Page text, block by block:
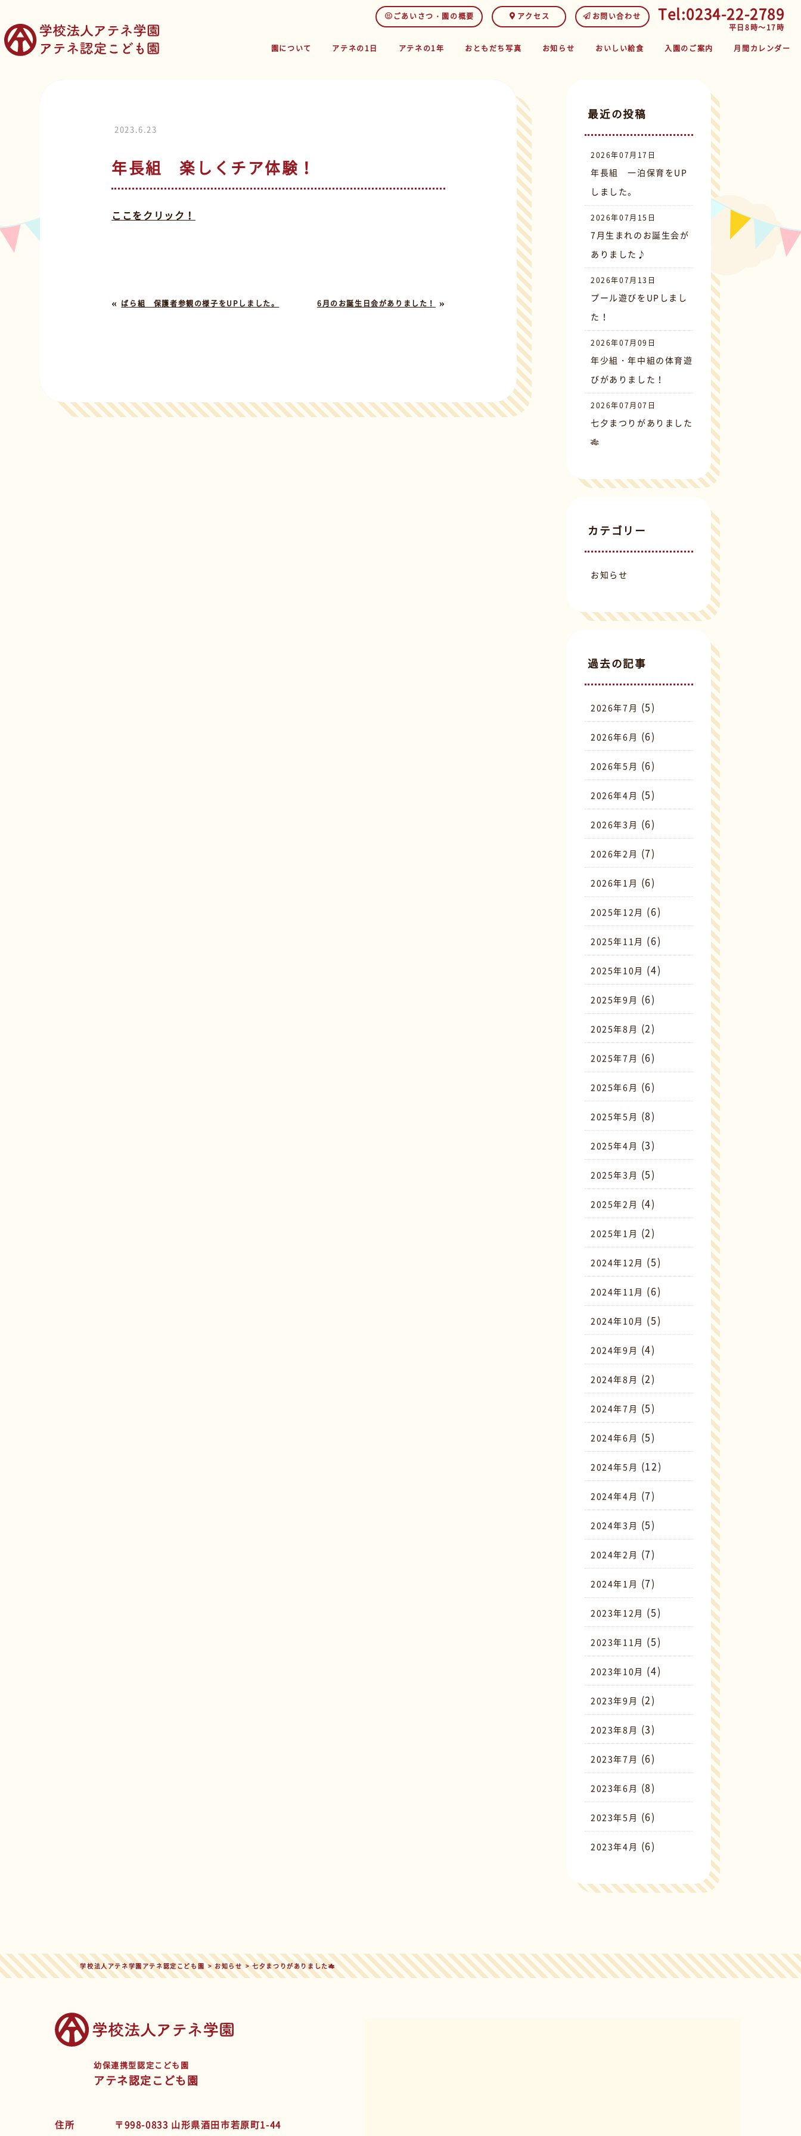
ごあいさつ・園の概要 アクセス お問い合わせ Tel:0234-22-2789
平日8時～17時
園について
アテネの1日 アテネの1年 おともだち写真 お知らせ おいしい給食 入園のご案内 月間カレンダー
2023.6.23
年長組 楽しくチア体験！
ここをクリック！
« ばら組 保護者参観の様子をUPしました。 6月のお誕生日会がありました！ »
最近の投稿
2026年07月17日
年長組 一泊保育をUP
しました。
2026年07月15日
7月生まれのお誕生会が
ありました♪
2026年07月13日
プール遊びをUPしまし
た！
2026年07月09日
年少組・年中組の体育遊
びがありました！
2026年07月07日
七夕まつりがありました
🎋
カテゴリー
お知らせ
過去の記事
2026年7月 (5)
2026年6月 (6)
2026年5月 (6)
2026年4月 (5)
2026年3月 (6)
2026年2月 (7)
2026年1月 (6)
2025年12月 (6)
2025年11月 (6)
2025年10月 (4)
2025年9月 (6)
2025年8月 (2)
2025年7月 (6)
2025年6月 (6)
2025年5月 (8)
2025年4月 (3)
2025年3月 (5)
2025年2月 (4)
2025年1月 (2)
2024年12月 (5)
2024年11月 (6)
2024年10月 (5)
2024年9月 (4)
2024年8月 (2)
2024年7月 (5)
2024年6月 (5)
2024年5月 (12)
2024年4月 (7)
2024年3月 (5)
2024年2月 (7)
2024年1月 (7)
2023年12月 (5)
2023年11月 (5)
2023年10月 (4)
2023年9月 (2)
2023年8月 (3)
2023年7月 (6)
2023年6月 (8)
2023年5月 (6)
2023年4月 (6)
学校法人アテネ学園アテネ認定こども園>お知らせ>七夕まつりがありました🎋
幼保連携型認定こども園
アテネ認定こども園
住所 〒998-0833 山形県酒田市若原町1-44